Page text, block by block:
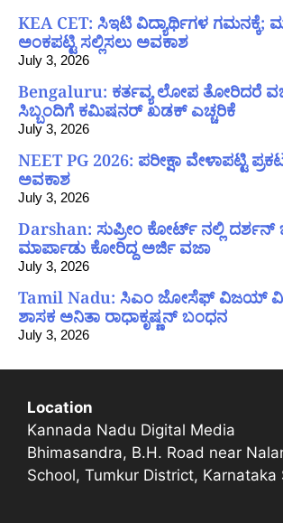
KEA CET: ಸಿಇಟಿ ವಿದ್ಯಾರ್ಥಿಗಳ
ಅಂಕಪಟ್ಟಿ ಸಲ್ಲಿಸಲು ಅವಕಾಶ
July 3, 2026
Bengaluru: ಕರ್ತವ್ಯ ಲೋಪ ತೋರಿದರೆ
ಸಿಬ್ಬಂದಿಗೆ ಕಮಿಷನರ್ ಖಡಕ್ ಎಚ್ಚರಿಕೆ
July 3, 2026
NEET PG 2026: ಪರೀಕ್ಷಾ ವೇಳಾಪಟ್ಟಿ
ಅವಕಾಶ
July 3, 2026
Darshan: ಸುಪ್ರೀಂ ಕೋರ್ಟ್ ನಲ್ಲಿ ದರ್ಶನ್
ಮಾರ್ಪಾಡು ಕೋರಿದ್ದ ಅರ್ಜಿ ವಜಾ
July 3, 2026
Tamil Nadu: ಸಿಎಂ ಜೋಸೆಫ್ ವಿಜಯ್
ಶಾಸಕ ಅನಿತಾ ರಾಧಾಕೃಷ್ಣನ್ ಬಂಧನ
July 3, 2026
Location
Kannada Nadu Digital Media
Bhimasandra, B.H. Road near
School, Tumkur District, Karnataka